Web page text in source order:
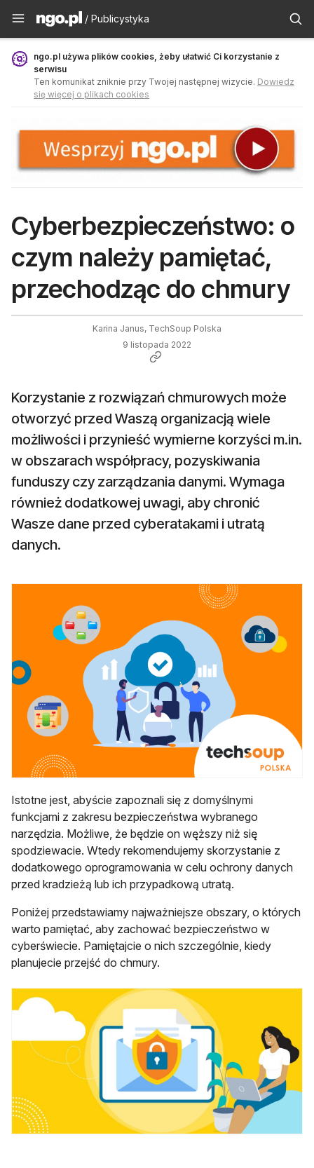
Publicystyka - ngo.pl
/ Publicystyka
ngo.pl używa plików cookies, żeby ułatwić Ci korzystanie z
serwisu
Ten komunikat zniknie przy Twojej następnej wizycie. Dowiedz
się więcej o plikach cookies
Cyberbezpieczeństwo: o
czym należy pamiętać,
przechodząc do chmury
Karina Janus, TechSoup Polska
9 listopada 2022
Korzystanie z rozwiązań chmurowych może
otworzyć przed Waszą organizacją wiele
możliwości i przynieść wymierne korzyści m.in.
w obszarach współpracy, pozyskiwania
funduszy czy zarządzania danymi. Wymaga
również dodatkowej uwagi, aby chronić
Wasze dane przed cyberatakami i utratą
danych.
Istotne jest, abyście zapoznali się z domyślnymi
funkcjami z zakresu bezpieczeństwa wybranego
narzędzia. Możliwe, że będzie on węższy niż się
spodziewacie. Wtedy rekomendujemy skorzystanie z
dodatkowego oprogramowania w celu ochrony danych
przed kradzieżą lub ich przypadkową utratą.
Poniżej przedstawiamy najważniejsze obszary, o których
warto pamiętać, aby zachować bezpieczeństwo w
cyberświecie. Pamiętajcie o nich szczególnie, kiedy
planujecie przejść do chmury.